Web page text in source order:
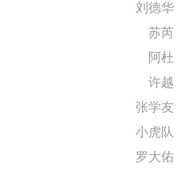
刘德华
苏芮
阿杜
许越
张学友
小虎队
罗大佑